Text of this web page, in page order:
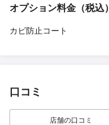
オプション料金（税込）
カビ防止コート
口コミ
店舗の口コミ